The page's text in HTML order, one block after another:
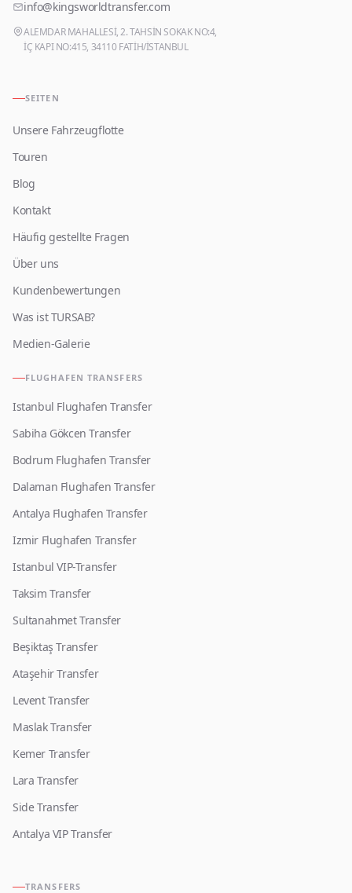
info@kingsworldtransfer.com
ALEMDAR MAHALLESİ, 2. TAHSİN SOKAK NO:4,
İÇ KAPI NO:415, 34110 FATİH/İSTANBUL
SEITEN
Unsere Fahrzeugflotte
Touren
Blog
Kontakt
Häufig gestellte Fragen
Über uns
Kundenbewertungen
Was ist TURSAB?
Medien-Galerie
FLUGHAFEN TRANSFERS
Istanbul Flughafen Transfer
Sabiha Gökcen Transfer
Bodrum Flughafen Transfer
Dalaman Flughafen Transfer
Antalya Flughafen Transfer
Izmir Flughafen Transfer
Istanbul VIP-Transfer
Taksim Transfer
Sultanahmet Transfer
Beşiktaş Transfer
Ataşehir Transfer
Levent Transfer
Maslak Transfer
Kemer Transfer
Lara Transfer
Side Transfer
Antalya VIP Transfer
TRANSFERS